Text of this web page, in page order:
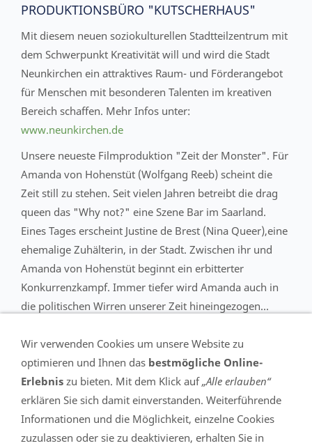
PRODUKTIONSBÜRO "KUTSCHERHAUS"
Mit diesem neuen soziokulturellen Stadtteilzentrum mit
dem Schwerpunkt Kreativität will und wird die Stadt
Neunkirchen ein attraktives Raum- und Förderangebot
für Menschen mit besonderen Talenten im kreativen
Bereich schaffen. Mehr Infos unter:
www.neunkirchen.de
Unsere neueste Filmproduktion "Zeit der Monster". Für
Amanda von Hohenstüt (Wolfgang Reeb) scheint die
Zeit still zu stehen. Seit vielen Jahren betreibt die drag
queen das "Why not?" eine Szene Bar im Saarland.
Eines Tages erscheint Justine de Brest (Nina Queer),eine
ehemalige Zuhälterin, in der Stadt. Zwischen ihr und
Amanda von Hohenstüt beginnt ein erbitterter
Konkurrenzkampf. Immer tiefer wird Amanda auch in
die politischen Wirren unserer Zeit hineingezogen...
Impressum
DSGVO
FILM EVENT INTERNATIONAL GmbH - Wolfgang Reeb
Wir verwenden Cookies um unsere Website zu
optimieren und Ihnen das bestmögliche Online-
Erlebnis zu bieten. Mit dem Klick auf„Alle erlauben“
erklären Sie sich damit einverstanden. Weiterführende
Informationen und die Möglichkeit, einzelne Cookies
zuzulassen oder sie zu deaktivieren, erhalten Sie in